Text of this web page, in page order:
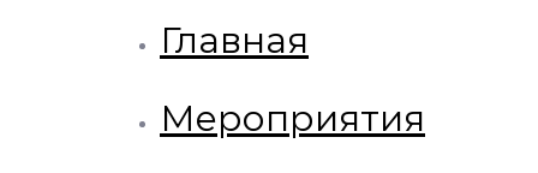
Главная
Мероприятия